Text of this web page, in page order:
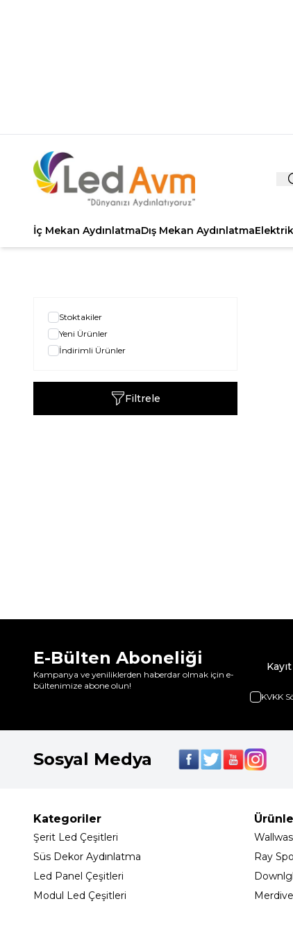
İç Mekan AydınlatmaDış Mekan Aydınlatma
Stoktakiler
Yeni Ürünler
İndirimli Ürünler
Filtrele
E-Bülten Aboneliği
Kampanya ve yeniliklerden haberdar olmak için e-
bültenimize abone olun!
KVKK
Sosyal Medya
Kategoriler
Şerit Led Çeşitleri
Süs Dekor Aydınlatma
Led Panel Çeşitleri
Modul Led Çeşitleri
Ray